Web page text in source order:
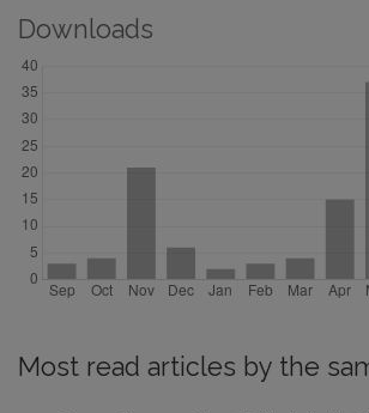
Downloads
Most read articles by the